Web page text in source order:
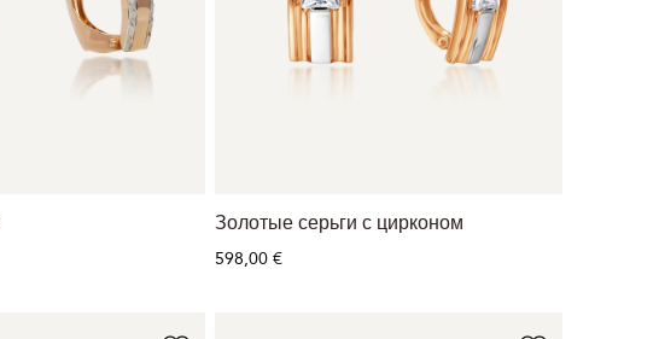
Золотые серьги с цирконом
598,00 €